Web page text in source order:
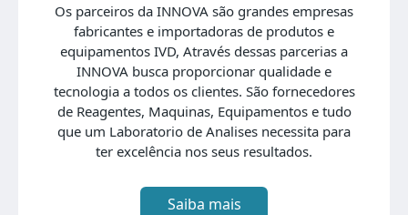
Os parceiros da INNOVA são grandes empresas
fabricantes e importadoras de produtos e
equipamentos IVD, Através dessas parcerias a
INNOVA busca proporcionar qualidade e
tecnologia a todos os clientes. São fornecedores
de Reagentes, Maquinas, Equipamentos e tudo
que um Laboratorio de Analises necessita para
ter excelência nos seus resultados.
Saiba mais